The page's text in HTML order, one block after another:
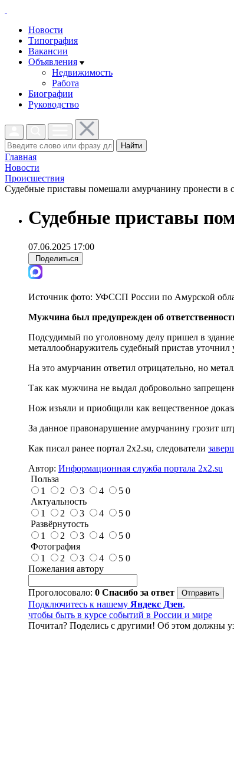
Новости
Типография
Вакансии
Объявления
Недвижимость
Работа
Биографии
Руководство
Найти
Главная
Новости
Проиcшествия
Судебные приставы помешали амурчанину пронести в
Судебные приставы
07.06.2025 17:00
Поделиться
Источник фото: УФССП России по Амурской
Мужчина был предупрежден об
Подсудимый по уголовному делу пришел в
металлообнаружитель судебный пристав
На это амурчанин ответил отрицательно, но
Так как мужчина не выдал добровольно
Нож изъяли и приобщили как вещественное
За данное правонарушение амурчанину грозит
Как писал ранее портал 2х2.su, следователи
Автор: Информационная служба портала 2x2.su
Польза
1
2 3 4 5 0
Актуальность
1
2 3 4 5 0
Развёрнутость
1
2 3 4 5 0
Фотография
1
2 3 4 5 0
Пожелания автору
Проголосовало: 0 Спасибо за ответ
Подключитесь к нашему Яндекс Дзен,
чтобы быть в курсе событий в России и мире
Почитал? Поделись с другими! Об этом должны